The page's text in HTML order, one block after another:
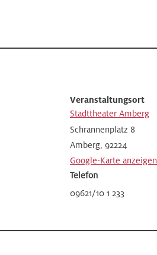
Veranstaltungsort
Stadttheater Amberg
Schrannenplatz 8
Amberg, 92224
Google-Karte anzeigen
Telefon
09621/10 1 233